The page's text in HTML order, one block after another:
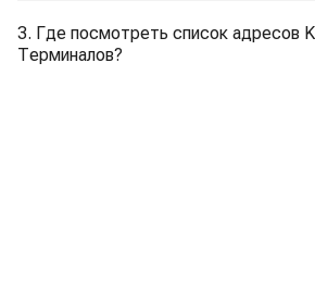
3. Где посмотреть список адресов
Терминалов?